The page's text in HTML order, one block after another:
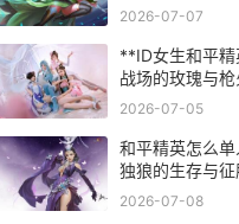
解析**
2026-07-07
**ID女生和平
战场的玫瑰与枪
关于勇气与成长
2026-07-05
和平精英怎么单
独狼的生存与征
标题，孤身挑战
2026-07-08